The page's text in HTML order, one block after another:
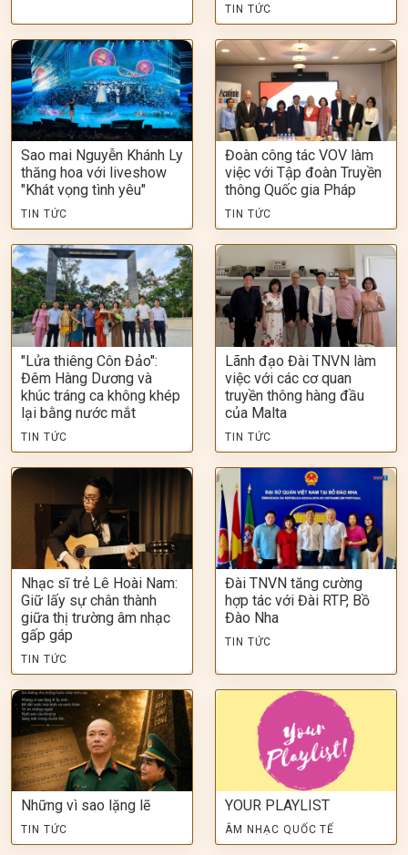
TIN TỨC
Sao mai Nguyễn Khánh Ly
thăng hoa với liveshow
"Khát vọng tình yêu"
TIN TỨC
Đoàn công tác VOV làm
việc với Tập đoàn Truyền
thông Quốc gia Pháp
TIN TỨC
"Lửa thiêng Côn Đảo":
Đêm Hàng Dương và
khúc tráng ca không khép
lại bằng nước mắt
TIN TỨC
Lãnh đạo Đài TNVN làm
việc với các cơ quan
truyền thông hàng đầu
của Malta
TIN TỨC
Nhạc sĩ trẻ Lê Hoài Nam:
Giữ lấy sự chân thành
giữa thị trường âm nhạc
gấp gáp
TIN TỨC
Đài TNVN tăng cường
hợp tác với Đài RTP, Bồ
Đào Nha
TIN TỨC
Những vì sao lặng lẽ
TIN TỨC
YOUR PLAYLIST
ÂM NHẠC QUỐC TẾ